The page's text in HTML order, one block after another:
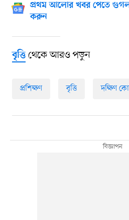
প্রথম আলোর খবর পেতে
করুন
বৃত্তিথেকে আরও পড়ুন
প্রশিক্ষণ বৃত্তি দক্ষিণ